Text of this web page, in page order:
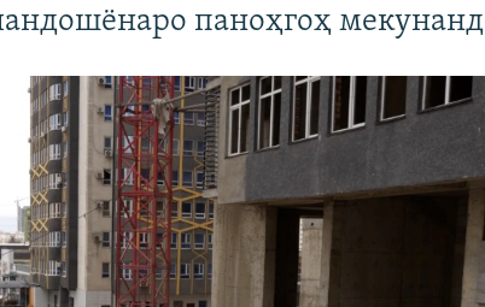
паноҳгоҳ мекунанд